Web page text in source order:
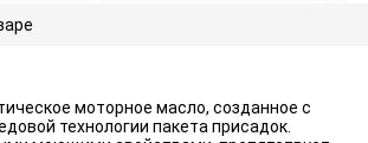
моторное масло, созданное с
технологии пакета присадок.